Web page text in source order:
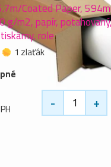
Coated Paper,
g/m2, papír,
role
1 zlaťák
- +